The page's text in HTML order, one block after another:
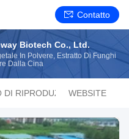
Contatto
Biotech Co., Ltd.
In Polvere, Estratto Di Funghi
Dalla Cina
DI RIPRODUZIONEWEBSITE